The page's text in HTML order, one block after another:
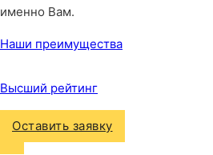
именно Вам.
Наши преимущества
Высший рейтинг
Оставить заявку